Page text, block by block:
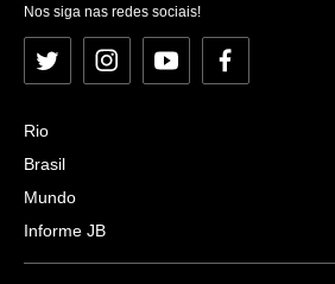
Nos siga nas redes sociais!
Twitter InstagramYouTubeFacebook
Rio
Brasil
Mundo
Informe JB